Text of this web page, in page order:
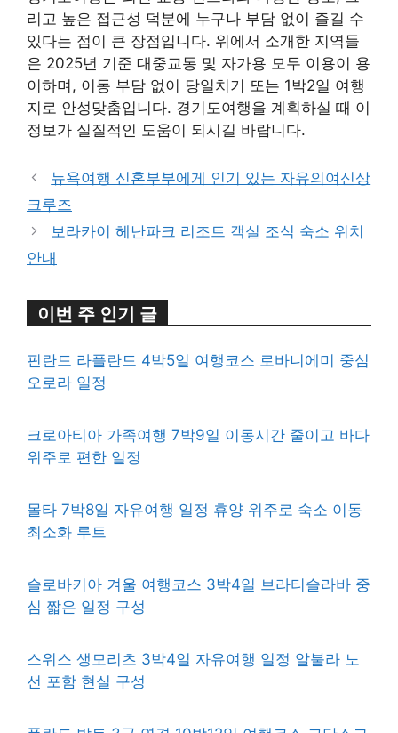
리고 높은 접근성 덕분에 누구나 부담 없이 즐길 수
있다는 점이 큰 장점입니다. 위에서 소개한 지역들
은 2025년 기준 대중교통 및 자가용 모두 이용이 용
이하며, 이동 부담 없이 당일치기 또는 1박2일 여행
지로 안성맞춤입니다. 경기도여행을 계획하실 때 이
정보가 실질적인 도움이 되시길 바랍니다.
뉴욕여행 신혼부부에게 인기 있는 자유의여신상
크루즈
보라카이 헤난파크 리조트 객실 조식 숙소 위치
안내
이번 주 인기 글
핀란드 라플란드 4박5일 여행코스 로바니에미 중심
오로라 일정
크로아티아 가족여행 7박9일 이동시간 줄이고 바다
위주로 편한 일정
몰타 7박8일 자유여행 일정 휴양 위주로 숙소 이동
최소화 루트
슬로바키아 겨울 여행코스 3박4일 브라티슬라바 중
심 짧은 일정 구성
스위스 생모리츠 3박4일 자유여행 일정 알불라 노
선 포함 현실 구성